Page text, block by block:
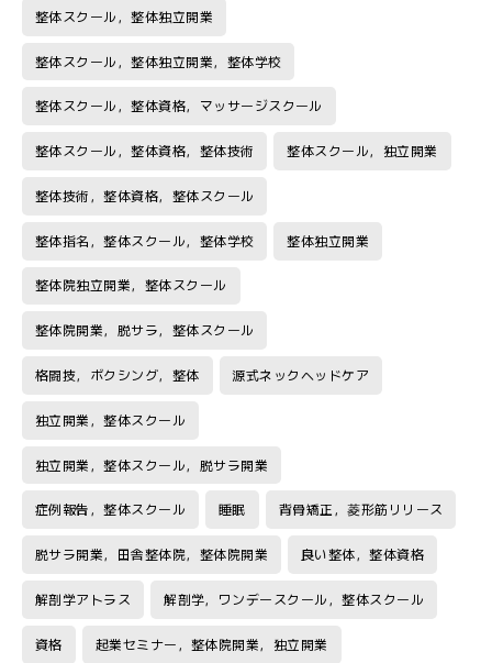
整体スクール，整体独立開業
整体スクール，整体独立開業，整体学校
整体スクール，整体資格，マッサージスクール
整体スクール，整体資格，整体技術 整体スクール，独立開業
整体技術，整体資格，整体スクール
整体指名，整体スクール，整体学校 整体独立開業
整体院独立開業，整体スクール
整体院開業，脱サラ，整体スクール
格闘技，ボクシング，整体 源式ネックヘッドケア
独立開業，整体スクール
独立開業，整体スクール，脱サラ開業
症例報告，整体スクール 睡眠 背骨矯正，菱形筋リリース
脱サラ開業，田舎整体院，整体院開業 良い整体，整体資格
解剖学アトラス 解剖学，ワンデースクール，整体スクール
資格 起業セミナー，整体院開業，独立開業